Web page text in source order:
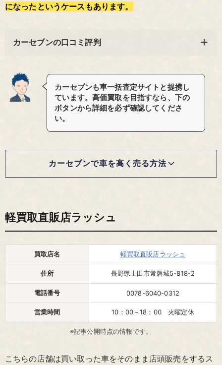
になったというケースもあります。
カーセブンの口コミ評判
カーセブンも車一括査定サイトと提携し
ています。高価買取を目指すなら、下の
ボタンから詳細を必ず確認してくださ
い。
カーセブンで車を高く売る方法
軽買取直販店ラッシュ
買取店名 軽買取直販店ラッシュ
住所 長野県上田市常磐城5-818-2
電話番号 0078-6040-0312
営業時間 10：00～18：00 火曜定休
※記事公開時点の情報です。
こちらの店舗は買い取った車をそのまま店頭販売をするス